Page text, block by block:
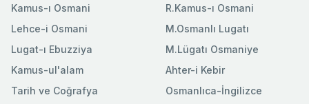
Kamus-ı Osmani
Lehce-i Osmani
Lugat-ı Ebuzziya
R.Kamus-ı Osmani
M.Osmanlı Lugatı
M.Lügatı Osmaniye
Kamus-ul'alam
Tarih ve Coğrafya
Ahter-i Kebir
Osmanlıca-İngilizce